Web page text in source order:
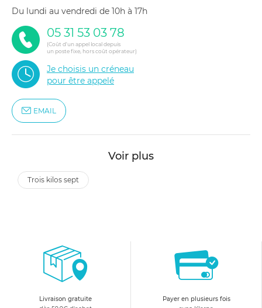
du lundi au vendredi de 10h à 17h
05 31 53 03 78
(Coût d'un appel local depuis
un poste fixe, hors coût opérateur)
Je choisis un créneau
pour être appelé
EMAIL
Voir plus
trois kilos sept
Livraison gratuite
Payer en plusieurs fois